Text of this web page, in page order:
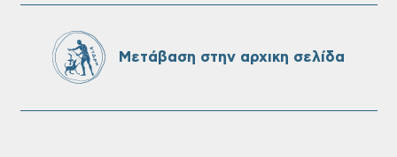
Μετάβαση στην αρχικη σελίδα